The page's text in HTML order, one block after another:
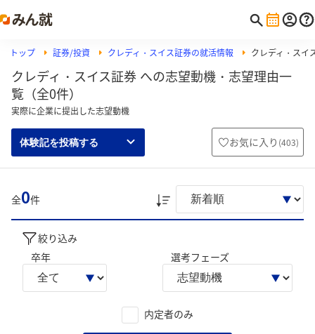
トップ 証券/投資 クレディ・スイス証券の就活情報 クレディ・スイ
クレディ・スイス証券 への志望動機・志望理由一
覧（全0件）
実際に企業に提出した志望動機
体験記を投稿する お気に入り (403)
全0件
絞り込み
卒年
選考フェーズ
内定者のみ